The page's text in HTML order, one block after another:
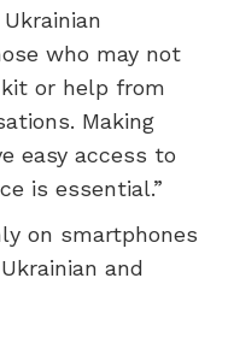
who may not
or help from
Making
easy access to
is essential.”
on smartphones
and